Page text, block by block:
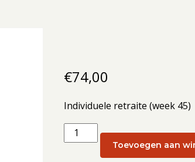
€74,00
Individuele retraite (week 45)
Individuele
retraite
Toevoegen aan